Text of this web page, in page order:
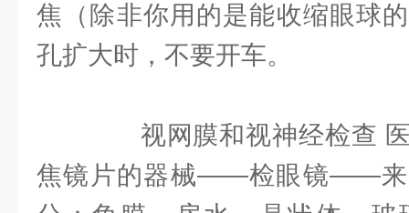
焦（除非你用的是能收缩眼球
孔扩大时，不要开车。
视网膜和视神经检查 医
焦镜片的器械——检眼镜——来